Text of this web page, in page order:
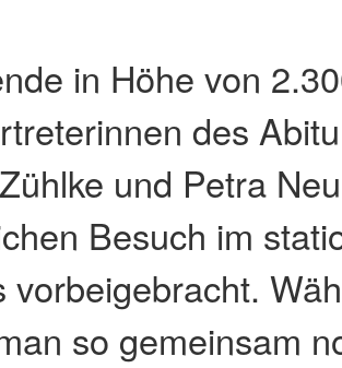
in Höhe von
des
und Petra
Besuch im
vorbeigebracht.
so gemeinsam